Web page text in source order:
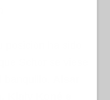
ha sido
Schor se viese
Kialy Koné e